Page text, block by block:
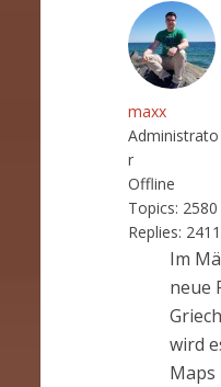
maxx
Administrato
r
Offline
Topics: 2580
Replies: 2411
Im
neue
wird
Maps